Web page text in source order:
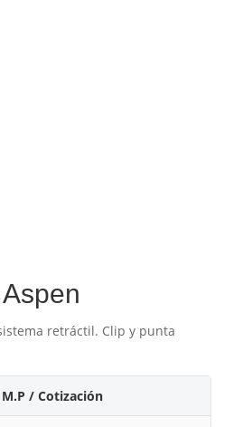
retráctil. Clip y punta
/ Cotización